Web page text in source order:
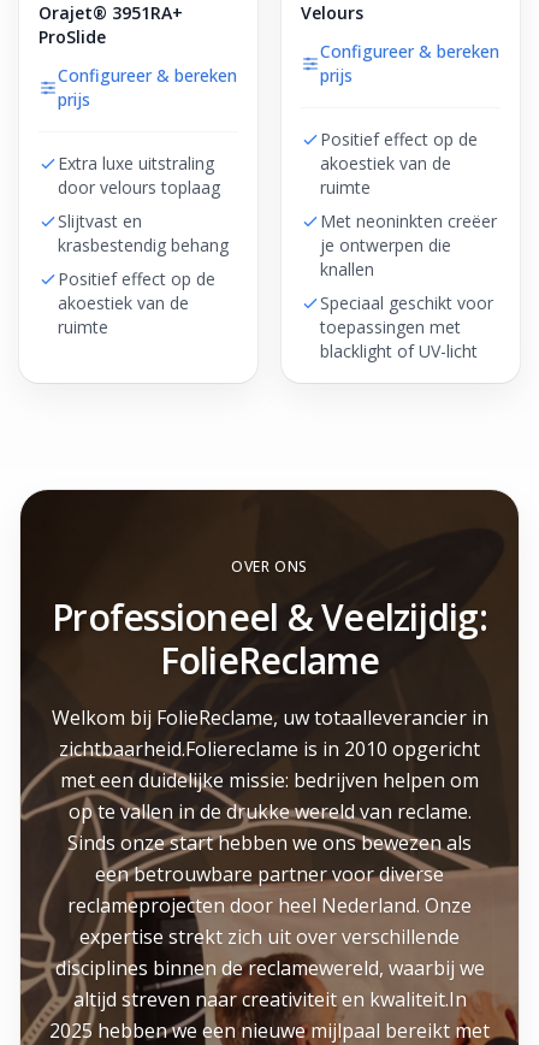
Orajet® 3951RA+
ProSlide
Configureer & bereken
prijs
Extra luxe uitstraling
door velours toplaag
Slijtvast en
krasbestendig behang
Positief effect op de
akoestiek van de
ruimte
Velours
Configureer & bereken
prijs
Positief effect op de
akoestiek van de
ruimte
Met neoninkten creëer
je ontwerpen die
knallen
Speciaal geschikt voor
toepassingen met
blacklight of UV-licht
OVER ONS
Professioneel & Veelzijdig:
FolieReclame
Welkom bij FolieReclame, uw totaalleverancier in
zichtbaarheid.Foliereclame is in 2010 opgericht
met een duidelijke missie: bedrijven helpen om
op te vallen in de drukke wereld van reclame.
Sinds onze start hebben we ons bewezen als
een betrouwbare partner voor diverse
reclameprojecten door heel Nederland. Onze
expertise strekt zich uit over verschillende
disciplines binnen de reclamewereld, waarbij we
altijd streven naar creativiteit en kwaliteit.In
2025 hebben we een nieuwe mijlpaal bereikt met